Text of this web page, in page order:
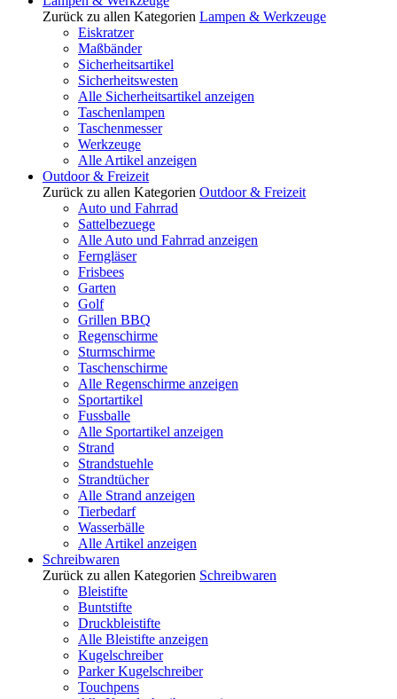
Zurück zu allen Kategorien Lampen & Werkzeuge
Eiskratzer
Maßbänder
Sicherheitsartikel
Sicherheitswesten
Alle Sicherheitsartikel anzeigen
Taschenlampen
Taschenmesser
Werkzeuge
Alle Artikel anzeigen
Outdoor & Freizeit
Zurück zu allen Kategorien Outdoor & Freizeit
Auto und Fahrrad
Sattelbezuege
Alle Auto und Fahrrad anzeigen
Ferngläser
Frisbees
Garten
Golf
Grillen BBQ
Regenschirme
Sturmschirme
Taschenschirme
Alle Regenschirme anzeigen
Sportartikel
Fussballe
Alle Sportartikel anzeigen
Strand
Strandstuehle
Strandtücher
Alle Strand anzeigen
Tierbedarf
Wasserbälle
Alle Artikel anzeigen
Schreibwaren
Zurück zu allen Kategorien Schreibwaren
Bleistifte
Buntstifte
Druckbleistifte
Alle Bleistifte anzeigen
Kugelschreiber
Parker Kugelschreiber
Touchpens